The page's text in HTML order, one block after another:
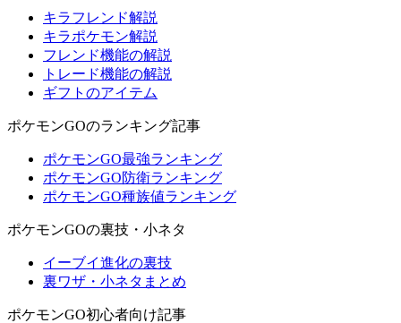
キラフレンド解説
キラポケモン解説
フレンド機能の解説
トレード機能の解説
ギフトのアイテム
ポケモンGOのランキング記事
ポケモンGO最強ランキング
ポケモンGO防衛ランキング
ポケモンGO種族値ランキング
ポケモンGOの裏技・小ネタ
イーブイ進化の裏技
裏ワザ・小ネタまとめ
ポケモンGO初心者向け記事